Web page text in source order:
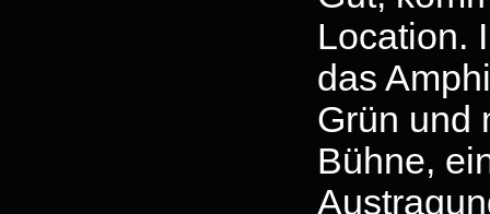
Location.
das
Grün und
Bühne,